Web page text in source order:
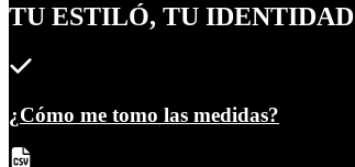
TU ESTILÓ, TU IDENTIDAD
¿Cómo me tomo las medidas?